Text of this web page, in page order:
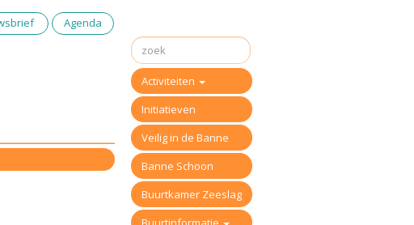
Agenda
Activiteiten
Initiatieven
Veilig in de Banne
Banne Schoon
Buurtkamer Zeeslag